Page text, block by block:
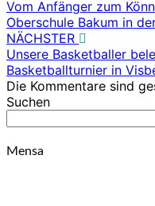
Vom Anfänger zum
Oberschule Bakum in
NÄCHSTER
Unsere Basketballer
Basketballturnier in
Die Kommentare sind
Suchen
Mensa